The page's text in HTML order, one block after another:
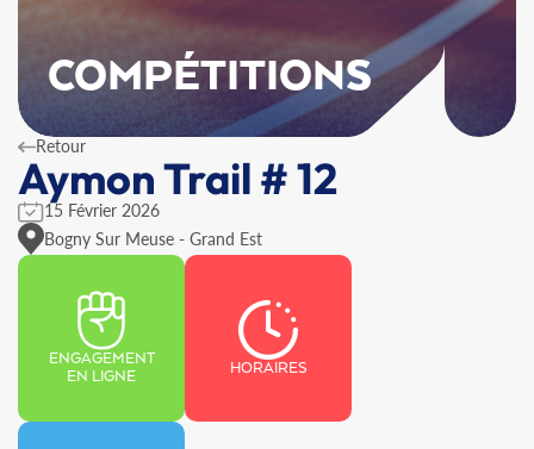
COMPÉTITIONS
Retour
Aymon Trail # 12
15 Février 2026
Bogny Sur Meuse - Grand Est
ENGAGEMENT
EN LIGNE
HORAIRES